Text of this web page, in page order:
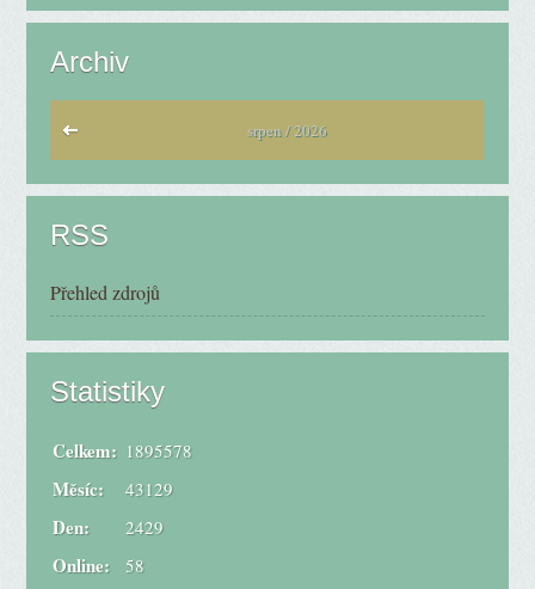
Archiv
srpen / 2026
RSS
Přehled zdrojů
Statistiky
Online: 58
Celkem: 1895578
Měsíc: 43129
Den: 2429